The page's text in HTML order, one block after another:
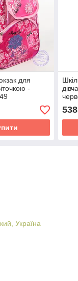
для
-
538
Україна